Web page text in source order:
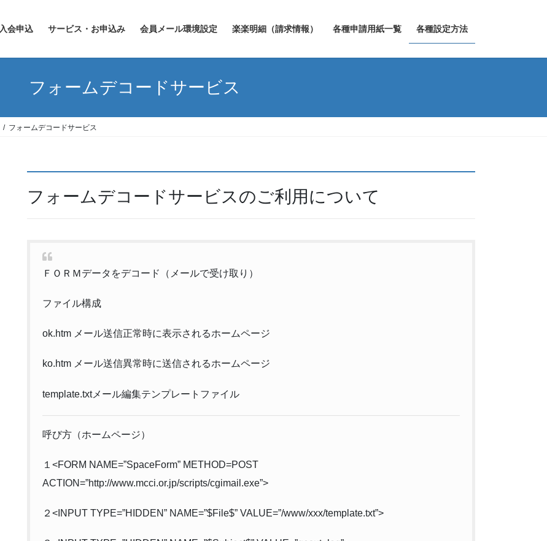
入会申込 サービス・お申込み 会員メール環境設定 楽楽明細（請求情報） 各種申請用紙一覧 各種設定方法
フォームデコードサービス
フォームデコードサービス
フォームデコードサービスのご利用について
ＦＯＲＭデータをデコード（メールで受け取り）
ファイル構成
ok.htm メール送信正常時に表示されるホームページ
ko.htm メール送信異常時に送信されるホームページ
template.txtメール編集テンプレートファイル
呼び方（ホームページ）
１<FORM NAME=”SpaceForm” METHOD=POST
ACTION=”http://www.mcci.or.jp/scripts/cgimail.exe”>
２<INPUT TYPE=”HIDDEN” NAME=”$File$” VALUE=”/www/xxx/template.txt”>